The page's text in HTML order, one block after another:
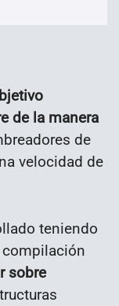
de la manera
de
velocidad de
teniendo
sobre